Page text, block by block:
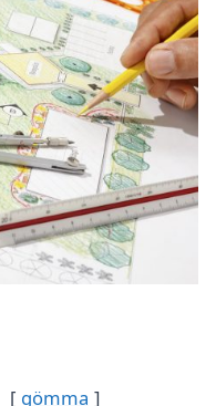
gömma